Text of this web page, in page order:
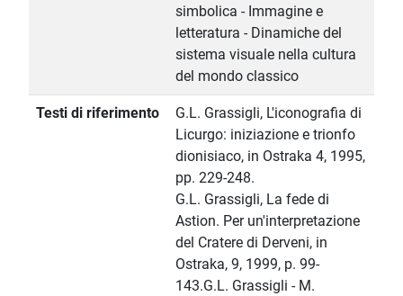
simbolica - Immagine e
letteratura - Dinamiche del
sistema visuale nella cultura
del mondo classico
Testi di riferimento
G.L. Grassigli, L'iconografia di
Licurgo: iniziazione e trionfo
dionisiaco, in Ostraka 4, 1995,
pp. 229-248.
G.L. Grassigli, La fede di
Astion. Per un'interpretazione
del Cratere di Derveni, in
Ostraka, 9, 1999, p. 99-
143.G.L. Grassigli - M.